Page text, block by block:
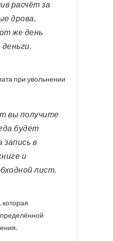
дрова,
же день
при увольнении
будет
в
и
лист.